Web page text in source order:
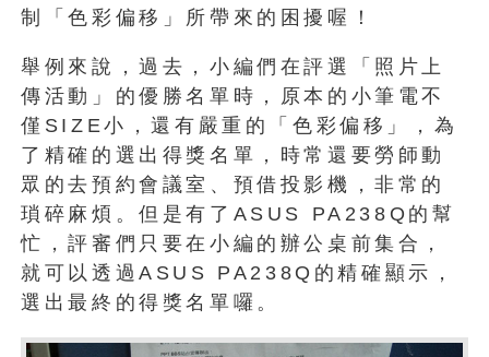
制「色彩偏移」所帶來的困擾喔！
舉例來說，過去，小編們在評選「照片上
傳活動」的優勝名單時，原本的小筆電不
僅SIZE小，還有嚴重的「色彩偏移」，為
了精確的選出得獎名單，時常還要勞師動
眾的去預約會議室、預借投影機，非常的
瑣碎麻煩。但是有了ASUS PA238Q的幫
忙，評審們只要在小編的辦公桌前集合，
就可以透過ASUS PA238Q的精確顯示，
選出最終的得獎名單囉。